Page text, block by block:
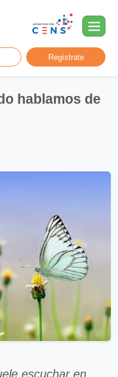
Regístrate
hablamos de
escuchar en